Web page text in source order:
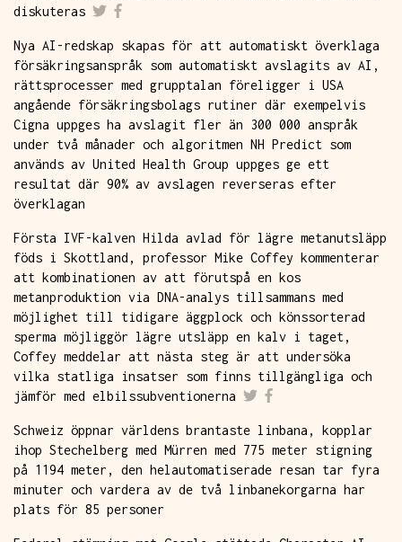
diskuteras
Nya AI-redskap skapas för att automatiskt överklaga
försäkringsanspråk som automatiskt avslagits av AI,
rättsprocesser med grupptalan föreligger i USA
angående försäkringsbolags rutiner där exempelvis
Cigna uppges ha avslagit fler än 300 000 anspråk
under två månader och algoritmen NH Predict som
används av United Health Group uppges ge ett
resultat där 90% av avslagen reverseras efter
överklagan
Första IVF-kalven Hilda avlad för lägre metanutsläpp
föds i Skottland, professor Mike Coffey kommenterar
att kombinationen av att förutspå en kos
metanproduktion via DNA-analys tillsammans med
möjlighet till tidigare äggplock och könssorterad
sperma möjliggör lägre utsläpp en kalv i taget,
Coffey meddelar att nästa steg är att undersöka
vilka statliga insatser som finns tillgängliga och
jämför med elbilssubventionerna
Schweiz öppnar världens brantaste linbana, kopplar
ihop Stechelberg med Mürren med 775 meter stigning
på 1194 meter, den helautomatiserade resan tar fyra
minuter och vardera av de två linbanekorgarna har
plats för 85 personer